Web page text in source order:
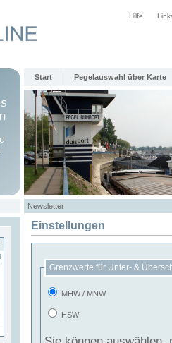
Hilfe
Start Pegelauswahl über Karte
Newsletter
Einstellungen
Grenzwerte für Unter- &
MHW / MNW
HSW